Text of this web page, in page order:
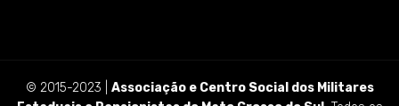
© 2015-2023 | Associação e Centro Social dos Militares